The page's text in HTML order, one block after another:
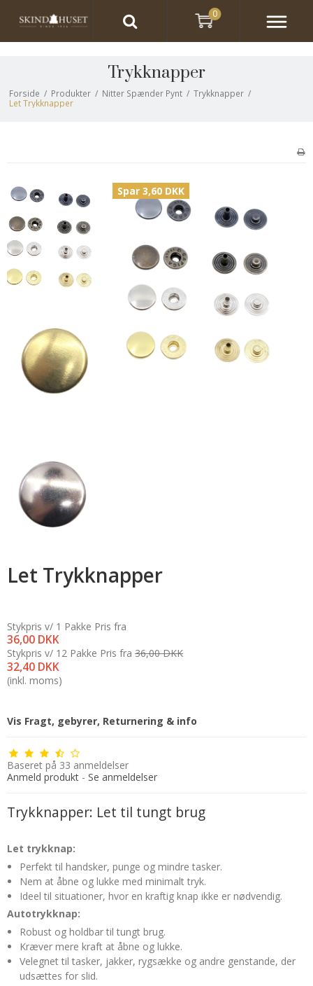
Trykknapper
Forside / Produkter / Nitter Spænder Pynt / Trykknapper /
Let Trykknapper
Spar 3,60 DKK
Let Trykknapper
Stykpris v/ 1 Pakke Pris fra
36,00 DKK
Stykpris v/ 12 Pakke Pris fra
32,40 DKK
36,00 DKK
(inkl. moms)
Vis Fragt, gebyrer, Returnering & info
Baseret på 33 anmeldelser
Anmeld produkt - Se anmeldelser
Trykknapper: Let til tungt brug
Let trykknap:
Perfekt til handsker, punge og mindre tasker.
Nem at åbne og lukke med minimalt tryk.
Ideel til situationer, hvor en kraftig knap ikke er nødvendig.
Autotrykknap:
Robust og holdbar til tungt brug.
Kræver mere kraft at åbne og lukke.
Velegnet til tasker, jakker, rygsække og andre genstande, der
udsættes for slid.
0